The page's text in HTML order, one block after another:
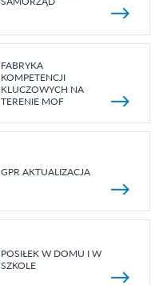
FABRYKA
KOMPETENCJI
KLUCZOWYCH NA
TERENIE MOF
GPR AKTUALIZACJA
POSIŁEK W DOMU I W
SZKOLE